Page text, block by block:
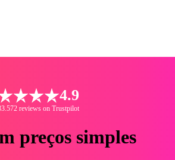
4.9
reviews on Trustpilot
preços simples